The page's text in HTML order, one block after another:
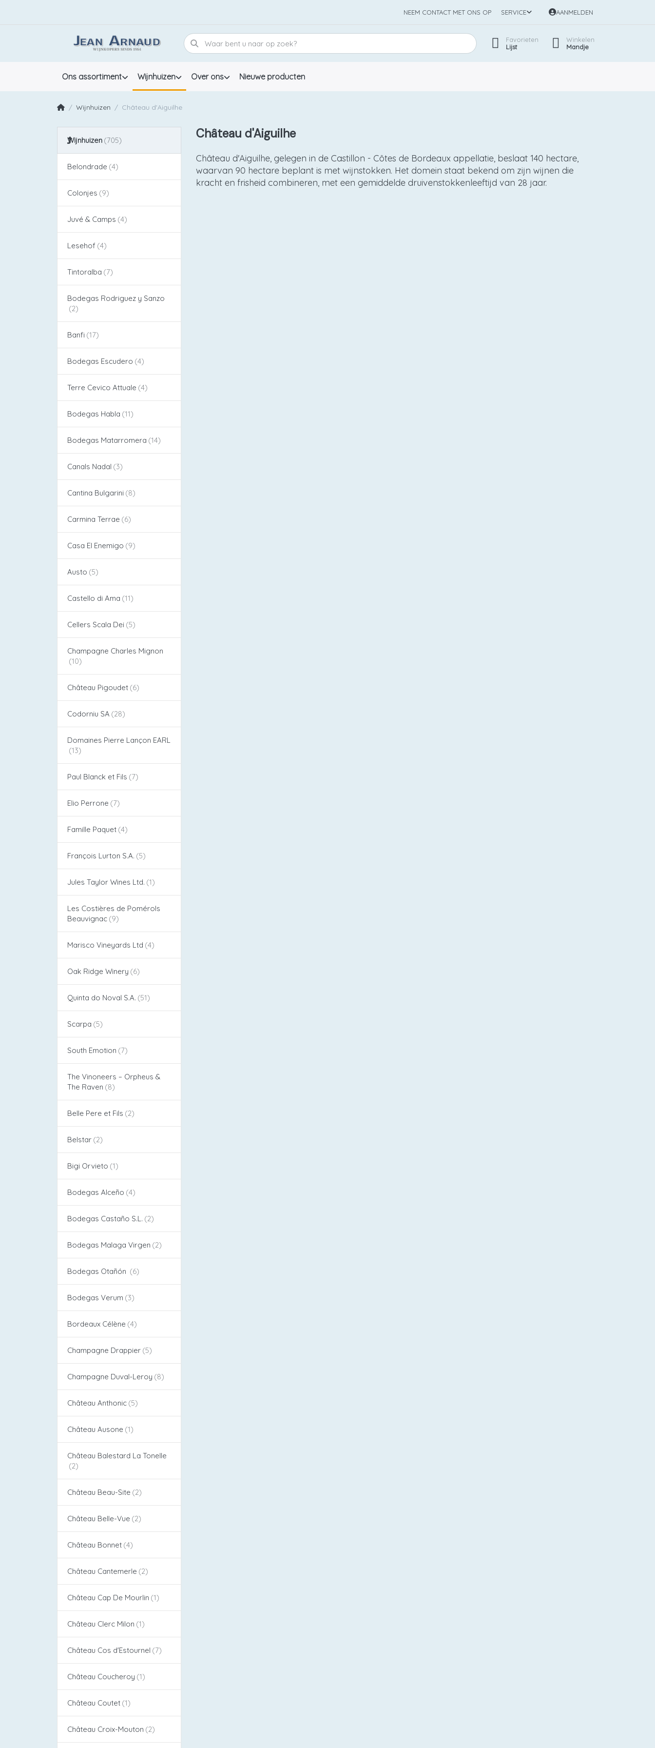
NEEM CONTACT MET ONS OP SERVICE AANMELDEN
Favorieten
Lijst
Winkelen
Mandje
Ons assortiment Wijnhuizen Over ons Nieuwe producten
Wijnhuizen Château d'Aiguilhe
Wijnhuizen
Belondrade
Colonjes
Juvé & Camps
Lesehof
Tintoralba
Bodegas Rodriguez y Sanzo
Banfi
Bodegas Escudero
Terre Cevico Attuale
Bodegas Habla
Bodegas Matarromera
Canals Nadal
Cantina Bulgarini
Carmina Terrae
Casa El Enemigo
Austo
Castello di Ama
Cellers Scala Dei
Champagne Charles Mignon
Château Pigoudet​
Codorniu SA
Domaines Pierre Lançon EARL
Paul Blanck et Fils
Elio Perrone
Famille Paquet
François Lurton S.A.
Jules Taylor Wines Ltd.
Les Costières de Pomérols
Beauvignac
Marisco Vineyards Ltd
Oak Ridge Winery
Quinta do Noval S.A.
Scarpa
South Emotion
The Vinoneers – Orpheus &
The Raven
Belle Pere et Fils
Belstar
Bigi Orvieto
Bodegas Alceño​
Bodegas Castaño S.L.
Bodegas Malaga Virgen
Bodegas Otañón
Bodegas Verum
Bordeaux Célène
Champagne Drappier
Champagne Duval-Leroy
Château Anthonic
Château Ausone
Château Balestard La Tonelle
Château Beau-Site
Château Belle-Vue
Château Bonnet
Château Cantemerle
Château Cap De Mourlin
Château Clerc Milon
Château Cos d'Estournel​
Château Coucheroy
Château Coutet
Château Croix-Mouton
Château d'Aiguilhe
Château d'Aiguilhe, gelegen in de Castillon - Côtes de Bordeaux appellatie, beslaat 140 hectare,
waarvan 90 hectare beplant is met wijnstokken. Het domein staat bekend om zijn wijnen die
kracht en frisheid combineren, met een gemiddelde druivenstokkenleeftijd van 28 jaar.